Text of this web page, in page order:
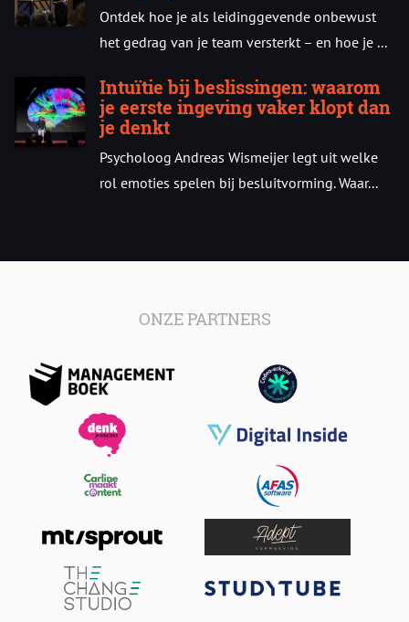
Ontdek hoe je als leidinggevende onbewust
het gedrag van je team versterkt – en hoe je ...
Intuïtie bij beslissingen: waarom
je eerste ingeving vaker klopt dan
je denkt
Psycholoog Andreas Wismeijer legt uit welke
rol emoties spelen bij besluitvorming. Waar...
ONZE PARTNERS